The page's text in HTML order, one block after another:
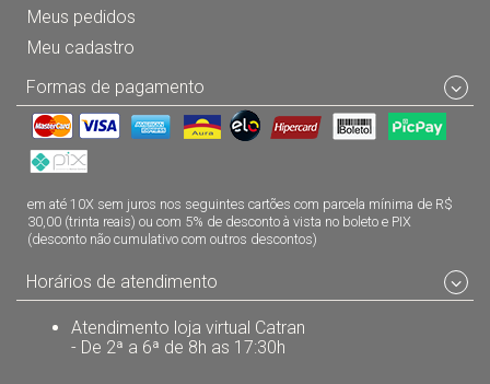
Meus pedidos
Meu cadastro
Formas de pagamento
em até 10X sem juros nos seguintes cartões com parcela mínima de R$
30,00 (trinta reais) ou com 5% de desconto à vista no boleto e PIX
(desconto não cumulativo com outros descontos)
Horários de atendimento
Atendimento loja virtual Catran
- De 2ª a 6ª de 8h as 17:30h